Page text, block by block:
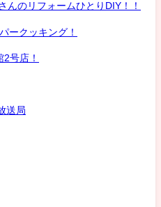
んのリフォームひとりDIY！！
ークッキング！
号店！
送局